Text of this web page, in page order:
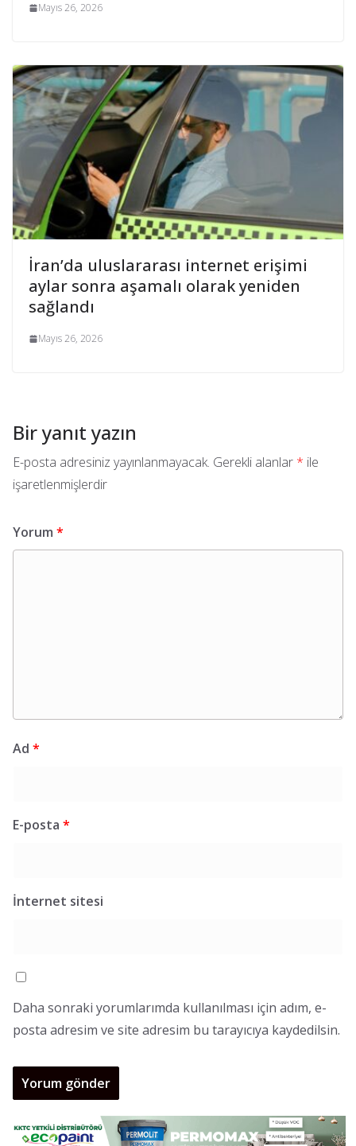
Mayıs 26, 2026
İran’da uluslararası internet erişimi
aylar sonra aşamalı olarak yeniden
sağlandı
Mayıs 26, 2026
Bir yanıt yazın
E-posta adresiniz yayınlanmayacak. Gerekli alanlar * ile
işaretlenmişlerdir
Yorum *
Ad *
E-posta *
İnternet sitesi
Daha sonraki yorumlarımda kullanılması için adım, e-
posta adresim ve site adresim bu tarayıcıya kaydedilsin.